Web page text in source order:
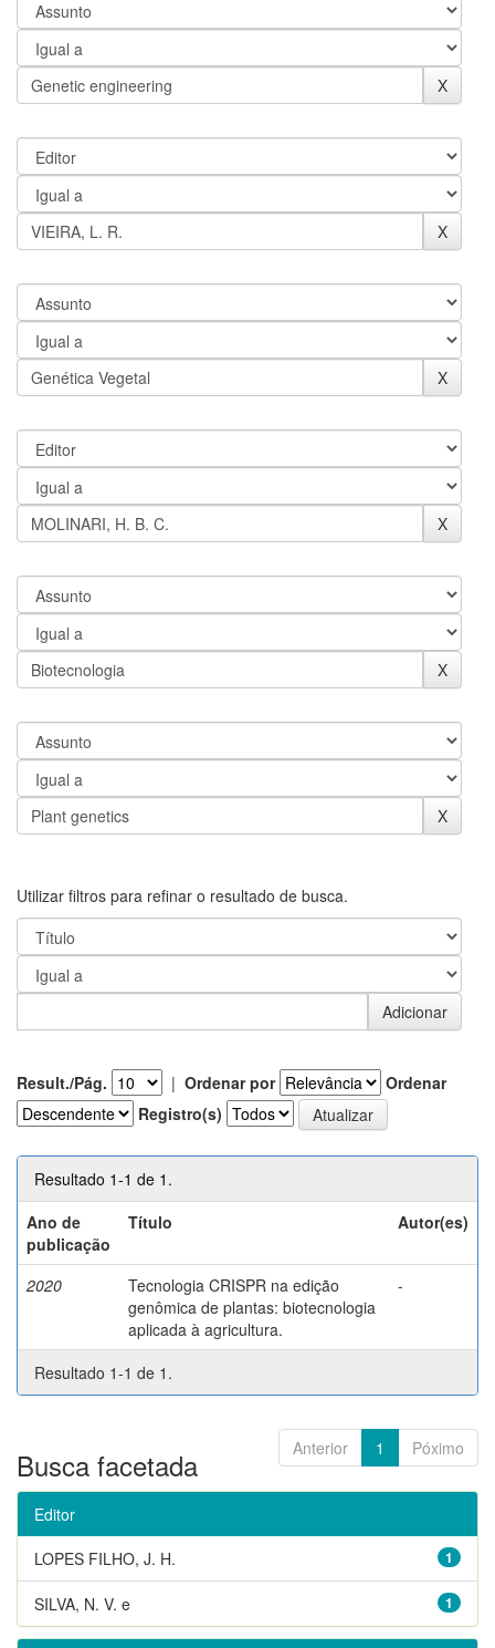
Utilizar filtros para refinar o resultado de busca.
Result./Pág. | Ordenar por
Ordenar
Registro(s)
Resultado 1-1 de 1.
Ano de
publicação
Título Autor(es)
2020
Tecnologia CRISPR na edição
genômica de plantas: biotecnologia
aplicada à agricultura.
-
Resultado 1-1 de 1.
Anterior 1 Póximo
Busca facetada
Editor
1
LOPES FILHO, J. H.
1
SILVA, N. V. e